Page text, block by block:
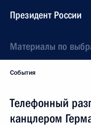
Президент России
Материалы по
События
Телефонный
канцлером